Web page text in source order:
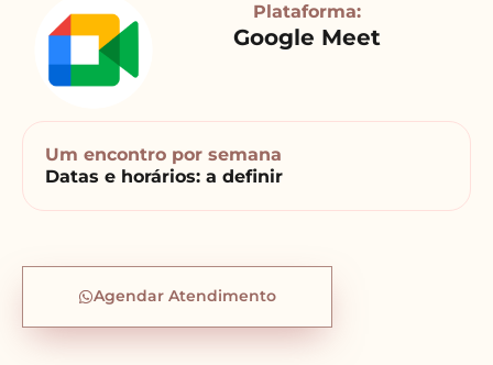
Google Meet
Plataforma:
Um encontro por semana
Datas e horários: a definir
Agendar Atendimento